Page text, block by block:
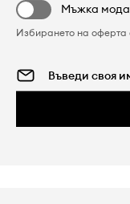
Мъжка мода
Избирането на оферта